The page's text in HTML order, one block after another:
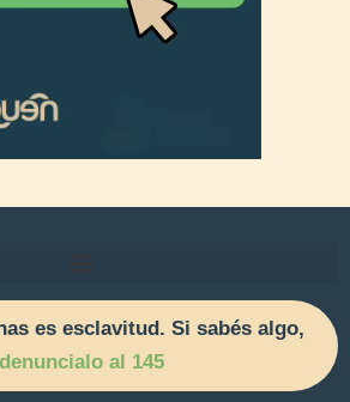
es esclavitud. Si sabés algo,
denuncialo al 145